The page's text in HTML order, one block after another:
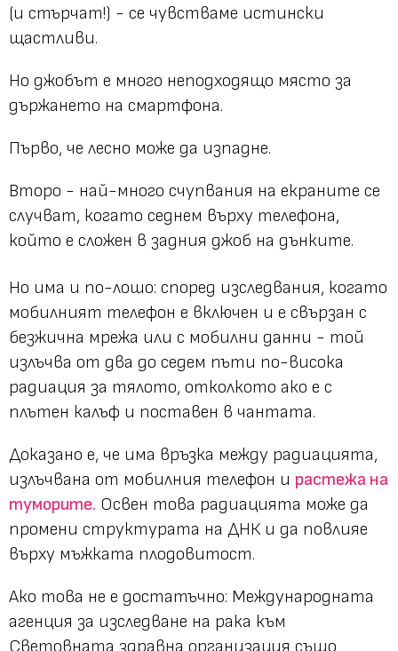
(и стърчат!) - се чувстваме истински
щастливи.
Но джобът е много неподходящо място за
държането на смартфона.
Първо, че лесно може да изпадне.
Второ - най-много счупвания на екраните се
случват, когато седнем върху телефона,
който е сложен в задния джоб на дънките.
Но има и по-лошо: според изследвания, когато
мобилният телефон е включен и е свързан с
безжична мрежа или с мобилни данни - той
излъчва от два до седем пъти по-висока
радиация за тялото, отколкото ако е с
плътен калъф и поставен в чантата.
Доказано е, че има връзка между радиацията,
излъчвана от мобилния телефон и растежа на
туморите. Освен това радиацията може да
промени структурата на ДНК и да повлияе
върху мъжката плодовитост.
Ако това не е достатъчно: Международната
агенция за изследване на рака към
Световната здравна организация също